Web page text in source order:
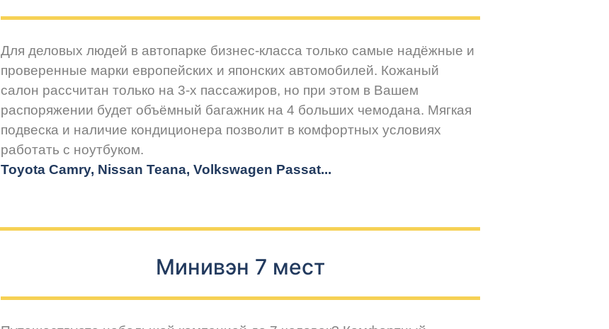
Для деловых людей в автопарке бизнес-класса только самые надёжные и
проверенные марки европейских и японских автомобилей. Кожаный
салон рассчитан только на 3-х пассажиров, но при этом в Вашем
распоряжении будет объёмный багажник на 4 больших чемодана. Мягкая
подвеска и наличие кондиционера позволит в комфортных условиях
работать с ноутбуком.
Toyota Camry, Nissan Teana, Volkswagen Passat...
Минивэн 7 мест